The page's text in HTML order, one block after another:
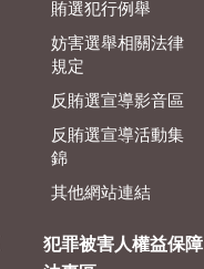
賄選犯行例舉
妨害選舉相關法律
規定
反賄選宣導影音區
反賄選宣導活動集
錦
其他網站連結
犯罪被害人權益保障